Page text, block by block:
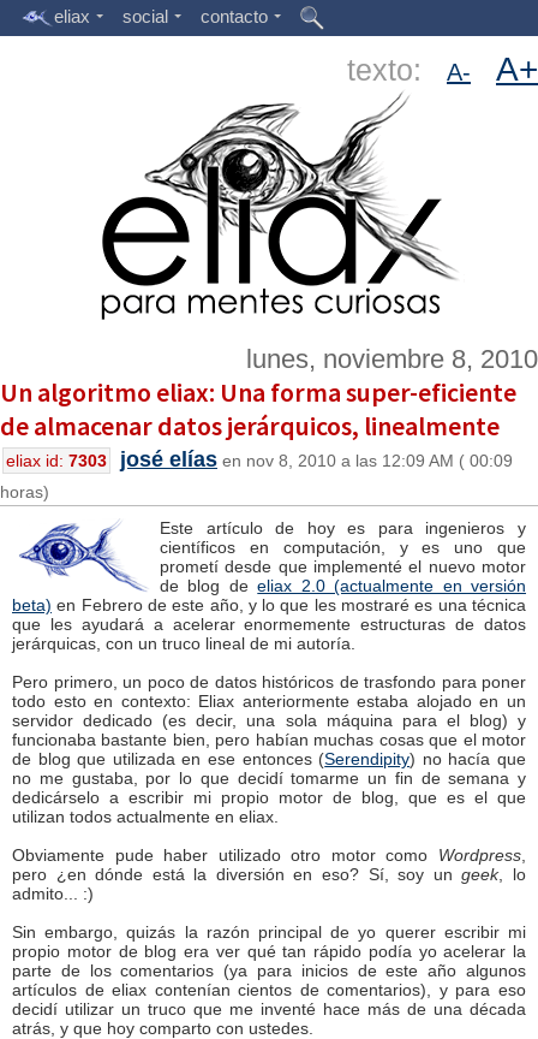
eliax social contacto
texto: A- A+
lunes, noviembre 8, 2010
Un algoritmo eliax: Una forma super-eficiente
de almacenar datos jerárquicos, linealmente
eliax id: 7303 josé elías en nov 8, 2010 a las 12:09 AM ( 00:09
horas)
Este artículo de hoy es para ingenieros y
científicos en computación, y es uno que
prometí desde que implementé el nuevo motor
de blog deeliax 2.0 (actualmente en versión
beta) en Febrero de este año, y lo que les mostraré es una técnica
que les ayudará a acelerar enormemente estructuras de datos
jerárquicas, con un truco lineal de mi autoría.
Pero primero, un poco de datos históricos de trasfondo para poner
todo esto en contexto: Eliax anteriormente estaba alojado en un
servidor dedicado (es decir, una sola máquina para el blog) y
funcionaba bastante bien, pero habían muchas cosas que el motor
de blog que utilizada en ese entonces (Serendipity) no hacía que
no me gustaba, por lo que decidí tomarme un fin de semana y
dedicárselo a escribir mi propio motor de blog, que es el que
utilizan todos actualmente en eliax.
Obviamente pude haber utilizado otro motor como Wordpress
pero ¿en dónde está la diversión en eso? Sí, soy ungeek, lo
admito... :)
Sin embargo, quizás la razón principal de yo querer escribir mi
propio motor de blog era ver qué tan rápido podía yo acelerar la
parte de los comentarios (ya para inicios de este año algunos
artículos de eliax contenían cientos de comentarios), y para eso
decidí utilizar un truco que me inventé hace más de una década
atrás, y que hoy comparto con ustedes.